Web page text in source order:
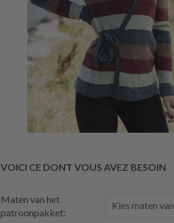
VOICI CE DONT VOUS AVEZ BESOIN
Maten van het
patroonpakket: